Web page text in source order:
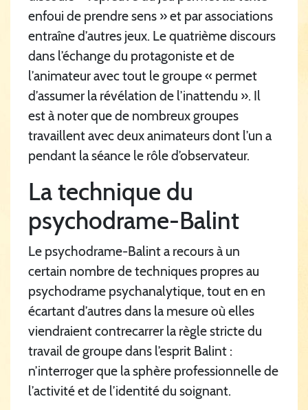
enfoui de prendre sens » et par associations
entraîne d’autres jeux. Le quatrième discours
dans l’échange du protagoniste et de
l’animateur avec tout le groupe « permet
d’assumer la révélation de l’inattendu ». Il
est à noter que de nombreux groupes
travaillent avec deux animateurs dont l’un a
pendant la séance le rôle d’observateur.
La technique du
psychodrame-Balint
Le psychodrame-Balint a recours à un
certain nombre de techniques propres au
psychodrame psychanalytique, tout en en
écartant d’autres dans la mesure où elles
viendraient contrecarrer la règle stricte du
travail de groupe dans l’esprit Balint :
n’interroger que la sphère professionnelle de
l’activité et de l’identité du soignant.